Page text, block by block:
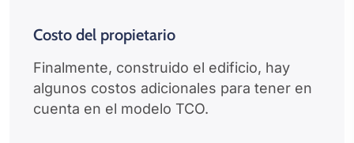
Costo del propietario
Finalmente, construido el edificio, hay
algunos costos adicionales para tener en
cuenta en el modelo TCO.